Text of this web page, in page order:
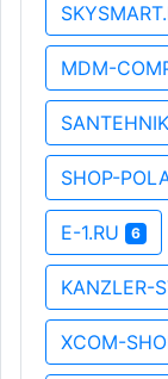
MDM-
SHOP-
E-1.RU 6
KANZLER-
XCOM-